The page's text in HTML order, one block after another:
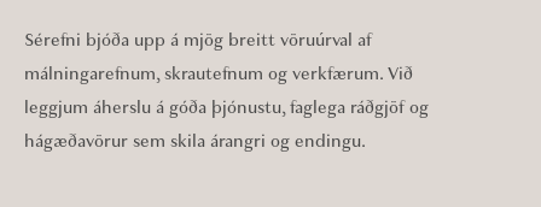
Sérefni bjóða upp á mjög breitt vöruúrval af
málningarefnum, skrautefnum og verkfærum. Við
leggjum áherslu á góða þjónustu, faglega ráðgjöf og
hágæðavörur sem skila árangri og endingu.